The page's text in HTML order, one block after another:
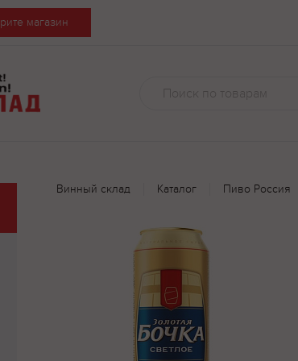
магазин
Винный склад Каталог Пиво Россия